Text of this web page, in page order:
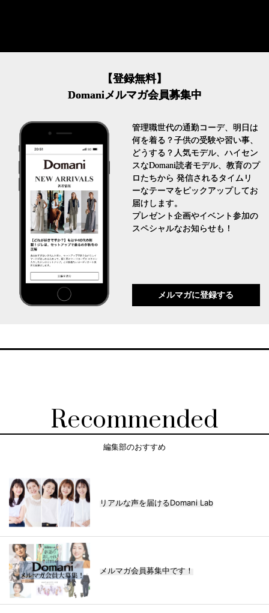
【登録無料】
Domaniメルマガ会員募集中
管理職世代の通勤コーデ、明日は
何を着る？子供の受験や習い事、
どうする？人気モデル、ハイセン
スなDomani読者モデル、教育のプ
ロたちから 発信されるタイムリ
ーなテーマをピックアップしてお
届けします。
プレゼント企画やイベント参加の
スペシャルなお知らせも！
メルマガに登録する
Recommended
編集部のおすすめ
リアルな声を届けるDomani Lab
メルマガ会員募集中です！